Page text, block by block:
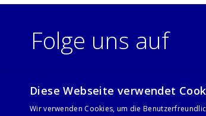
Folge uns auf
Diese Webseite verwendet
Wir verwenden Cookies, um die